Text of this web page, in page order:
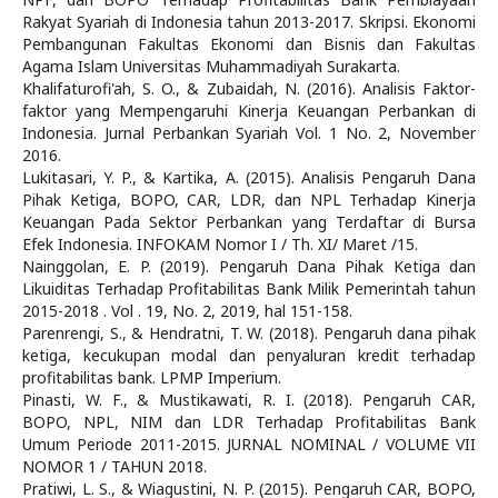
Rakyat Syariah di Indonesia tahun 2013-2017. Skripsi. Ekonomi
Pembangunan Fakultas Ekonomi dan Bisnis dan Fakultas
Agama Islam Universitas Muhammadiyah Surakarta.
Khalifaturofi'ah, S. O., & Zubaidah, N. (2016). Analisis Faktor-
faktor yang Mempengaruhi Kinerja Keuangan Perbankan di
Indonesia. Jurnal Perbankan Syariah Vol. 1 No. 2, November
2016.
Lukitasari, Y. P., & Kartika, A. (2015). Analisis Pengaruh Dana
Pihak Ketiga, BOPO, CAR, LDR, dan NPL Terhadap Kinerja
Keuangan Pada Sektor Perbankan yang Terdaftar di Bursa
Efek Indonesia. INFOKAM Nomor I / Th. XI/ Maret /15.
Nainggolan, E. P. (2019). Pengaruh Dana Pihak Ketiga dan
Likuiditas Terhadap Profitabilitas Bank Milik Pemerintah tahun
2015-2018 . Vol . 19, No. 2, 2019, hal 151-158.
Parenrengi, S., & Hendratni, T. W. (2018). Pengaruh dana pihak
ketiga, kecukupan modal dan penyaluran kredit terhadap
profitabilitas bank. LPMP Imperium.
Pinasti, W. F., & Mustikawati, R. I. (2018). Pengaruh CAR,
BOPO, NPL, NIM dan LDR Terhadap Profitabilitas Bank
Umum Periode 2011-2015. JURNAL NOMINAL / VOLUME VII
NOMOR 1 / TAHUN 2018.
Pratiwi, L. S., & Wiagustini, N. P. (2015). Pengaruh CAR, BOPO,